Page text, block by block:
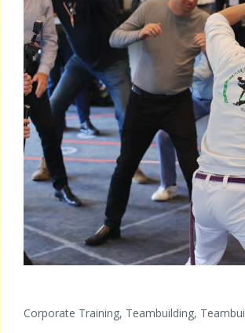
Corporate Training, Teambuilding,